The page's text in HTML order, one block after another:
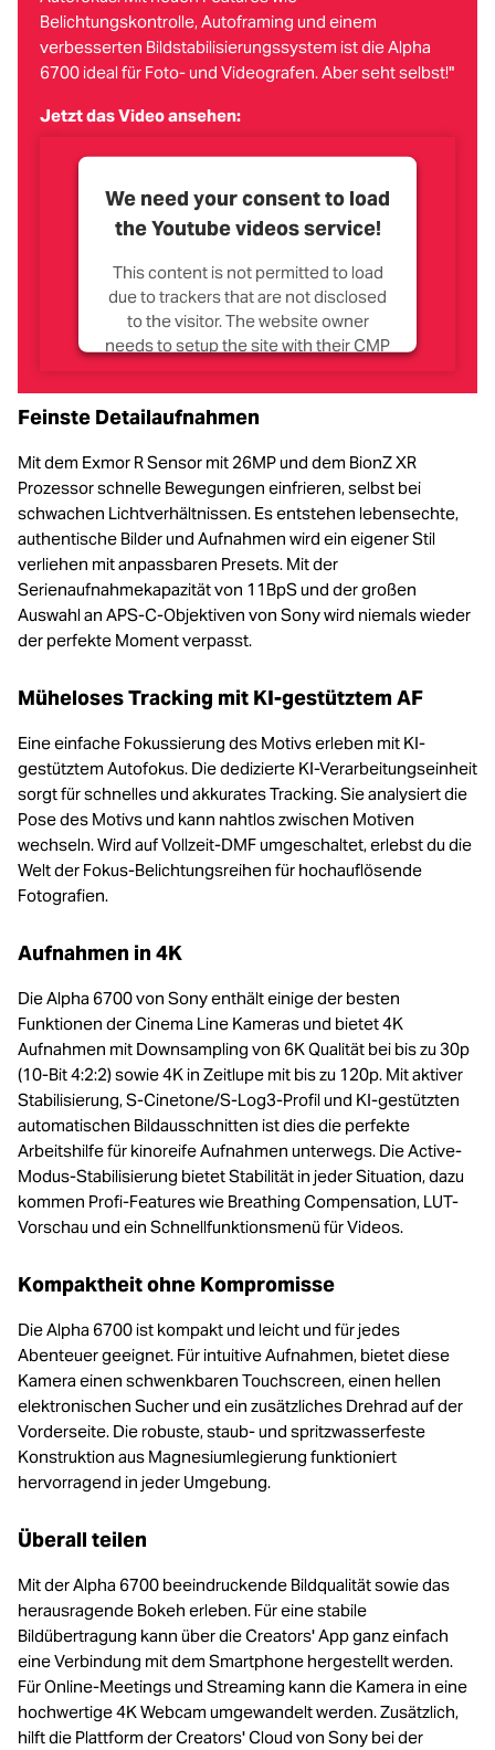
Belichtungskontrolle, Autoframing und einem
verbesserten Bildstabilisierungssystem ist die Alpha
6700 ideal für Foto- und Videografen. Aber seht selbst!"
Jetzt das Video ansehen:
We need your consent to load
the Youtube videos service!
This content is not permitted to load
due to trackers that are not disclosed
to the visitor. The website owner
needs to setup the site with their CMP
technologies used.
Management Platform
Feinste Detailaufnahmen
Mit dem Exmor R Sensor mit 26MP und dem BionZ XR
Prozessor schnelle Bewegungen einfrieren, selbst bei
schwachen Lichtverhältnissen. Es entstehen lebensechte,
authentische Bilder und Aufnahmen wird ein eigener Stil
verliehen mit anpassbaren Presets. Mit der
Serienaufnahmekapazität von 11BpS und der großen
Auswahl an APS-C-Objektiven von Sony wird niemals wieder
der perfekte Moment verpasst.
Müheloses Tracking mit KI-gestütztem AF
Eine einfache Fokussierung des Motivs erleben mit KI-
gestütztem Autofokus. Die dedizierte KI-Verarbeitungseinheit
sorgt für schnelles und akkurates Tracking. Sie analysiert die
Pose des Motivs und kann nahtlos zwischen Motiven
wechseln. Wird auf Vollzeit-DMF umgeschaltet, erlebst du die
Welt der Fokus-Belichtungsreihen für hochauflösende
Fotografien.
Aufnahmen in 4K
Die Alpha 6700 von Sony enthält einige der besten
Funktionen der Cinema Line Kameras und bietet 4K
Aufnahmen mit Downsampling von 6K Qualität bei bis zu 30p
(10-Bit 4:2:2) sowie 4K in Zeitlupe mit bis zu 120p. Mit aktiver
Stabilisierung, S-Cinetone/S-Log3-Profil und KI-gestützten
automatischen Bildausschnitten ist dies die perfekte
Arbeitshilfe für kinoreife Aufnahmen unterwegs. Die Active-
Modus-Stabilisierung bietet Stabilität in jeder Situation, dazu
kommen Profi-Features wie Breathing Compensation, LUT-
Vorschau und ein Schnellfunktionsmenü für Videos.
Kompaktheit ohne Kompromisse
Die Alpha 6700 ist kompakt und leicht und für jedes
Abenteuer geeignet. Für intuitive Aufnahmen, bietet diese
Kamera einen schwenkbaren Touchscreen, einen hellen
elektronischen Sucher und ein zusätzliches Drehrad auf der
Vorderseite. Die robuste, staub- und spritzwasserfeste
Konstruktion aus Magnesiumlegierung funktioniert
hervorragend in jeder Umgebung.
Überall teilen
Mit der Alpha 6700 beeindruckende Bildqualität sowie das
herausragende Bokeh erleben. Für eine stabile
Bildübertragung kann über die Creators' App ganz einfach
eine Verbindung mit dem Smartphone hergestellt werden.
Für Online-Meetings und Streaming kann die Kamera in eine
hochwertige 4K Webcam umgewandelt werden. Zusätzlich,
hilft die Plattform der Creators' Cloud von Sony bei der